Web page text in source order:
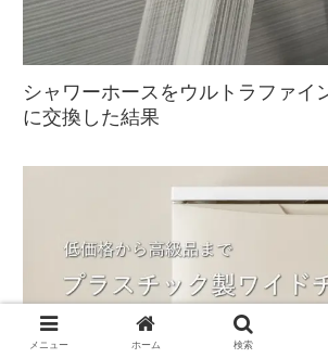
シャワーホースをウルトラファイ
に交換した結果
メニュー ホーム 検索